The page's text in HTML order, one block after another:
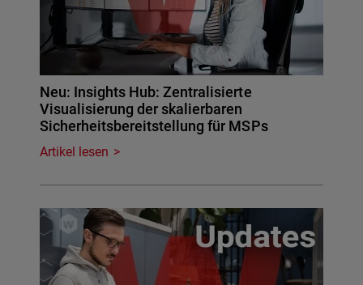
Neu: Insights Hub: Zentralisierte
Visualisierung der skalierbaren
Sicherheitsbereitstellung für MSPs
Artikel lesen